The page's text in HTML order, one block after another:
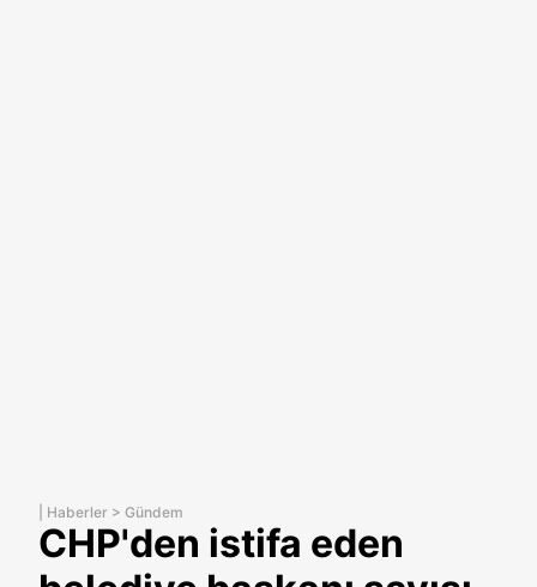
Haberler > Gündem
CHP'den istifa eden